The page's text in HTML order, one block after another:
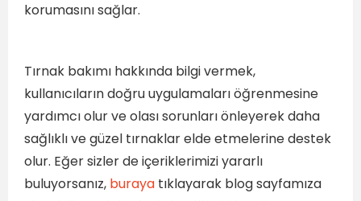
korumasını sağlar.
Tırnak bakımı hakkında bilgi vermek,
kullanıcıların doğru uygulamaları öğrenmesine
yardımcı olur ve olası sorunları önleyerek daha
sağlıklı ve güzel tırnaklar elde etmelerine destek
olur. Eğer sizler de içeriklerimizi yararlı
buluyorsanız, buraya tıklayarak blog sayfamıza